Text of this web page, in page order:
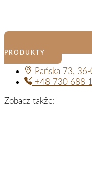
PRODUKTY
Pańska 73,
+48 730 688
Zobacz także: